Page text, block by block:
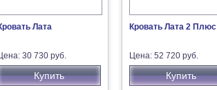
Лата
30 730 руб.
Купить
Кровать Лата 2 Плюс
Цена: 52 720 руб.
Купить